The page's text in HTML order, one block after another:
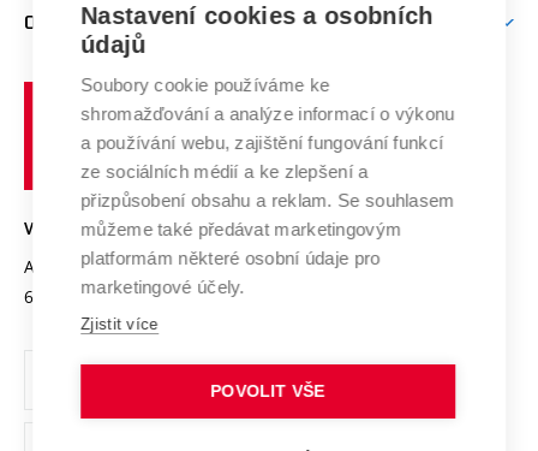
E-přihláška
Doktorské studium
Podpora podnikání
Mezinárodní vědecká rada
Systém zajišťování kvality výzkumu
Výzkumné infrastruktury
Transfer znalostí
Open Science
Projekty
Projekty ze strukturálních fondů
Specifický výzkum
Zahraniční spolupráce
Spolupráce se školami
Služby univerzity
Mezinárodní dohody
Univerzitní sítě
O UNIVERZITĚ
Profil univerzity
Udržitelná univerzita
Podnikavá univerzita / ContriBUTe
Bezpečná univerzita
Vyznamenání
Organizační struktura
Ochrana osobních údajů
učení
technické
VYSOKÉ UČENÍ TECHNICKÉ V BRNĚ
Antonínská 548/1
602 00 Brno
www.vut.cz
vut@vutbr.cz
Nastavení cookies a osobních
údajů
Soubory cookie používáme ke
shromažďování a analýze informací o výkonu
a používání webu, zajištění fungování funkcí
ze sociálních médií a ke zlepšení a
přizpůsobení obsahu a reklam. Se souhlasem
můžeme také předávat marketingovým
platformám některé osobní údaje pro
marketingové účely.
Zjistit více
POVOLIT VŠE